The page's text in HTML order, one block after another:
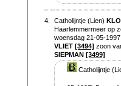
4. Catholijntje (Lien)
Haarlemmermeer op
woensdag 21-05-
VLIET [3494] zoon
SIEPMAN [3499]
Catholijntje